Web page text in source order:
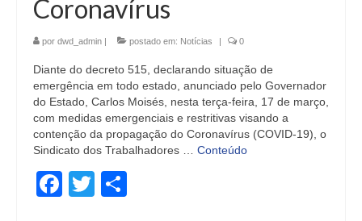
Coronavírus
por dwd_admin postado em: Notícias 0
Diante do decreto 515, declarando situação de
emergência em todo estado, anunciado pelo Governador
do Estado, Carlos Moisés, nesta terça-feira, 17 de março,
com medidas emergenciais e restritivas visando a
contenção da propagação do Coronavírus (COVID-19), o
Sindicato dos Trabalhadores … Conteúdo
Facebook
Twitter